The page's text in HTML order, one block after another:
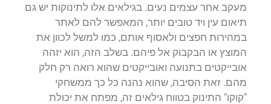
מעקב אחר עצמים נעים. בגילאים אלו לתינוקות יש גם
תיאום עין ויד טובים יותר, המאפשר להם לאתר
במהירות חפצים ולאסוף אותם, כמו למשל לכוון את
המוצץ או הבקבוק אל פיהם. בשלב הזה, הוא יזהה
אובייקטים בתנועה ואובייקטים שהוא רואה רק חלק
מהם. זאת הסיבה, שהוא נהנה כל כך ממשחקי
"קוקו" התינוק בטווח גילאים זה, מפתח את יכולת